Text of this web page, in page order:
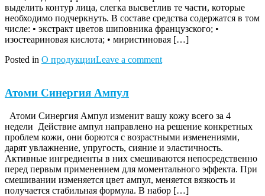
выделить контур лица, слегка высветлив те части, которые
необходимо подчеркнуть. В составе средства содержатся в том
числе: • экстракт цветов шиповника французского; •
изостеариновая кислота; • миристиновая […]
Posted in О продукцииLeave a comment
Атоми Синергия Ампул
Атоми Синергия Ампул изменит вашу кожу всего за 4
недели Действие ампул направлено на решение конкретных
проблем кожи, они борются с возрастными изменениями,
дарят увлажнение, упругость, сияние и эластичность.
Активные ингредиенты в них смешиваются непосредственно
перед первым применением для моментального эффекта. При
смешивании изменяется цвет ампул, меняется вязкость и
получается стабильная формула. В набор […]